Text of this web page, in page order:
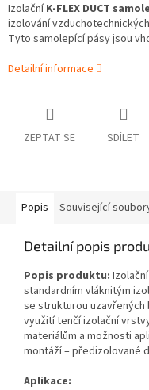
IzolačníK‑FLEX DUCT
izolování
Tyto samolepící pásy jsou
Detailní informace
ZEPTAT SE SDÍLET
Popis Související
Detailní popis
Popis produktu:
standardním vláknitým
se strukturou uzavřených
využití tenčí izolační
materiálům a možnosti
montáží – předizolované
Aplikace: